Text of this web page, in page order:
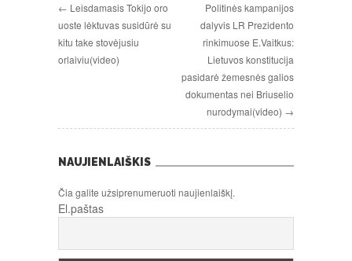
← Leisdamasis Tokijo oro
uoste lėktuvas susidūrė su
kitu take stovėjusiu
orlaiviu(video)
Politinės kampanijos
dalyvis LR Prezidento
rinkimuose E.Vaitkus:
Lietuvos konstitucija
pasidarė žemesnės galios
dokumentas nei Briuselio
nurodymai(video) →
NAUJIENLAIŠKIS
Čia galite užsiprenumeruoti naujienlaiškį.
El.paštas